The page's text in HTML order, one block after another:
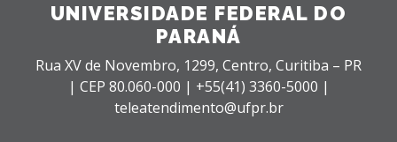
UNIVERSIDADE FEDERAL DO
PARANÁ
Rua XV de Novembro, 1299, Centro, Curitiba – PR
| CEP 80.060-000 | +55(41) 3360-5000 |
teleatendimento@ufpr.br